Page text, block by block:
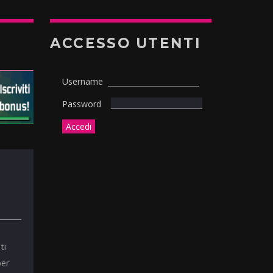
ACCESSO UTENTI
Username
Password